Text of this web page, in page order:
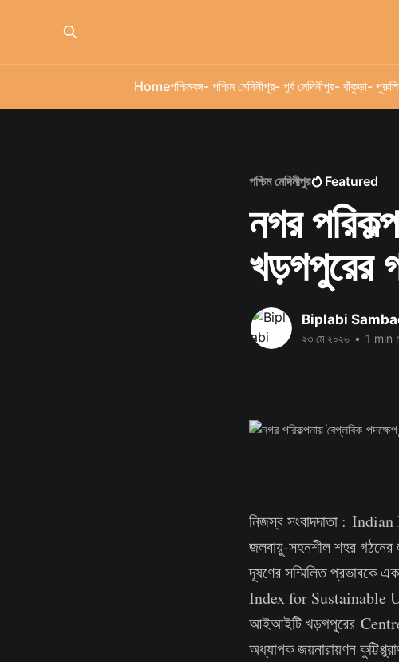
Homeপশ্চিমবঙ্গ- পশ্চিম মেদিনীপুর- পূর্ব মেদিনীপুর- বাঁকুড়া-
পশ্চিম মেদিনীপুর Featured
নগর
খড়গপুরের
Biplabi
২৩ মে ২০২৬ • 1 min
নিজস্ব সংবাদদাতা :
জলবায়ু-সহনশীল শহর গঠনের
দূষণের সম্মিলিত
Index for Sustainable
আইআইটি খড়গপুরের
অধ্যাপক জয়নারায়ণন